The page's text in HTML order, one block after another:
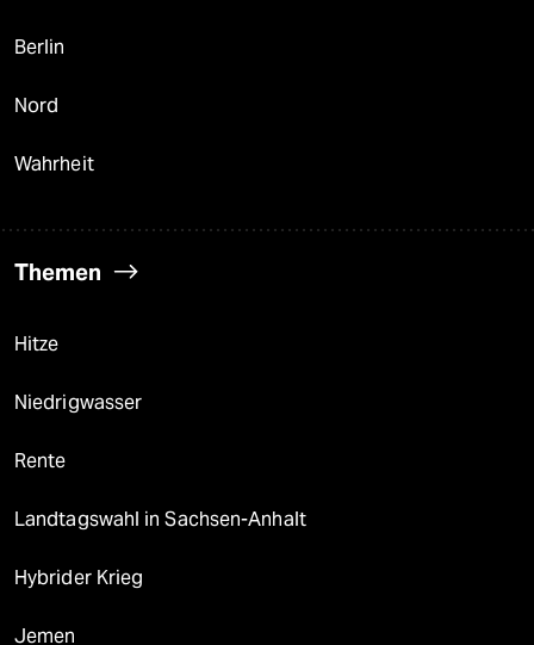
Berlin
Nord
Wahrheit
Themen
Hitze
Niedrigwasser
Rente
Landtagswahl in Sachsen-Anhalt
Hybrider Krieg
Jemen